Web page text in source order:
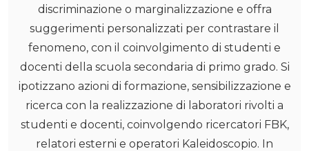
discriminazione o marginalizzazione e offra
suggerimenti personalizzati per contrastare il
fenomeno, con il coinvolgimento di studenti e
docenti della scuola secondaria di primo grado. Si
ipotizzano azioni di formazione, sensibilizzazione e
ricerca con la realizzazione di laboratori rivolti a
studenti e docenti, coinvolgendo ricercatori FBK,
relatori esterni e operatori Kaleidoscopio. In